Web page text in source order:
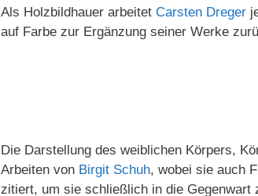
Als Holzbildhauer arbeitetCarsten Dreger
auf Farbe zur Ergänzung seiner Werke
Die Darstellung des weiblichen Körpers,
Arbeiten von Birgit Schuh, wobei sie auch
zitiert, um sie schließlich in die Gegenwart